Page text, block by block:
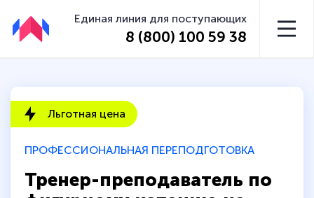
Единая линия для поступающих
8 (800) 100 59 38
ПРОФЕССИОНАЛЬНАЯ ПЕРЕПОДГОТОВКА
Тренер-преподаватель по
Льготная цена